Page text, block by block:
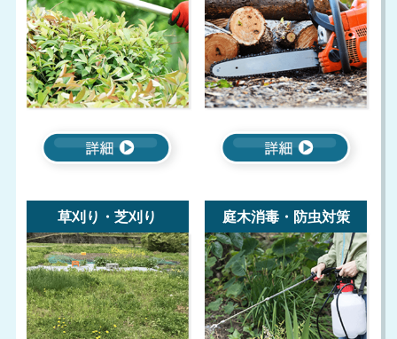
草刈り・芝刈り 庭木消毒・防虫対策